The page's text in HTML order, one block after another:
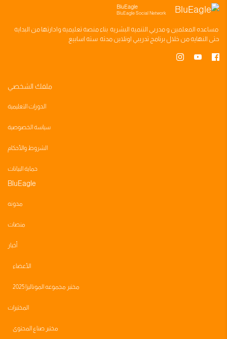
BluEagle
BluEagle Social Network
مساعده المعلمين ومدربي التنميه البشريه بناءمنصه تعليميه وادارتها من البدايه
حتى النهايه من خلال برنامج تدريبي اونلاين مدته سته اسابيع
ملفك الشخصي
الدورات التعليمية
سياسة الخصوصية
الشروط والأحكام
حماية البيانات
BluEagle
مدونه
منصات
أخبار
الأعضاء
مختبر مجموعه الموناليزا 2025
المختبرات
مختبر صناع المحتوى